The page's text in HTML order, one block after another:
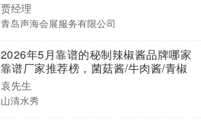
贾经理
青岛声海会展服务有限公司
2026年5月靠谱的秘制辣椒酱品牌哪家
靠谱厂家推荐榜，菌菇酱/牛肉酱/青椒
酱OEM代工及贴牌定制厂家选择指南
袁先生
山清水秀